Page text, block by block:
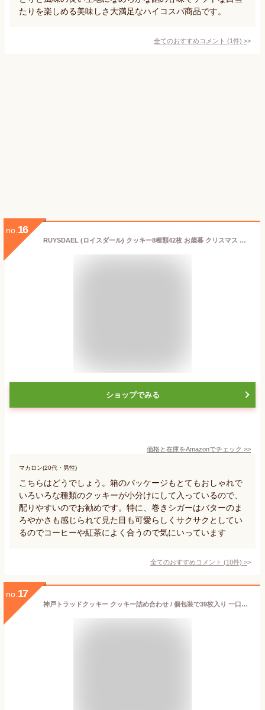
たりを楽しめる美味しさ大満足なハイコスパ商品です。
全てのおすすめコメント (1件) >
no. 16
RUYSDAEL (ロイスダール) クッキー8種類42枚 お歳暮 クリスマス 洋菓子 お礼 ギフト スイーツ お菓子 詰め合わせ プレゼント ロンジェ(R-A)
ショップでみる
価格と在庫をAmazonでチェック >>
マカロン(20代・男性)
こちらはどうでしょう。箱のパッケージもとてもおしゃれで
いろいろな種類のクッキーが小分けにして入っているので、
配りやすいのでお勧めです。特に、巻きシガーはバターのま
ろやかさも感じられて見た目も可愛らしくサクサクとしてい
るのでコーヒーや紅茶によく合うので気にいっています
全てのおすすめコメント (10件) >
no. 17
神戸トラッドクッキー クッキー詰め合わせ / 個包装で39枚入り 一口サイズで女性にもおすすめのサイズ / ココナッツ・紅茶・チョコアーモンド・カフェキャラメル・モザイク・プレーン / TC-15N